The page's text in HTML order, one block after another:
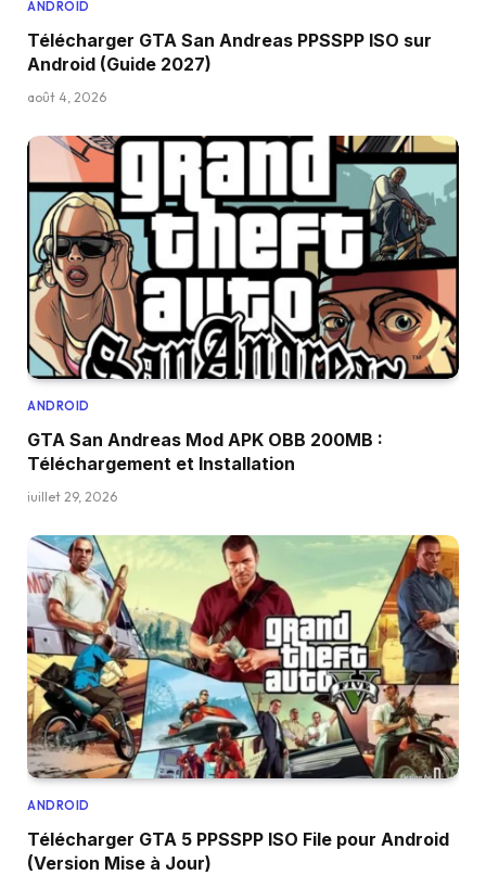
ANDROID
Télécharger GTA San Andreas PPSSPP ISO sur
Android (Guide 2027)
août 4, 2026
ANDROID
GTA San Andreas Mod APK OBB 200MB :
Téléchargement et Installation
juillet 29, 2026
ANDROID
Télécharger GTA 5 PPSSPP ISO File pour Android
(Version Mise à Jour)